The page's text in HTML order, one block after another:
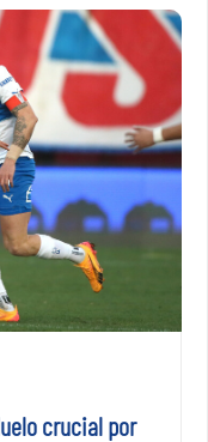
crucial por